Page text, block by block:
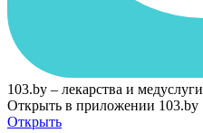
103.by – лекарства и медуслуги
Открыть в приложении 103.by
Открыть